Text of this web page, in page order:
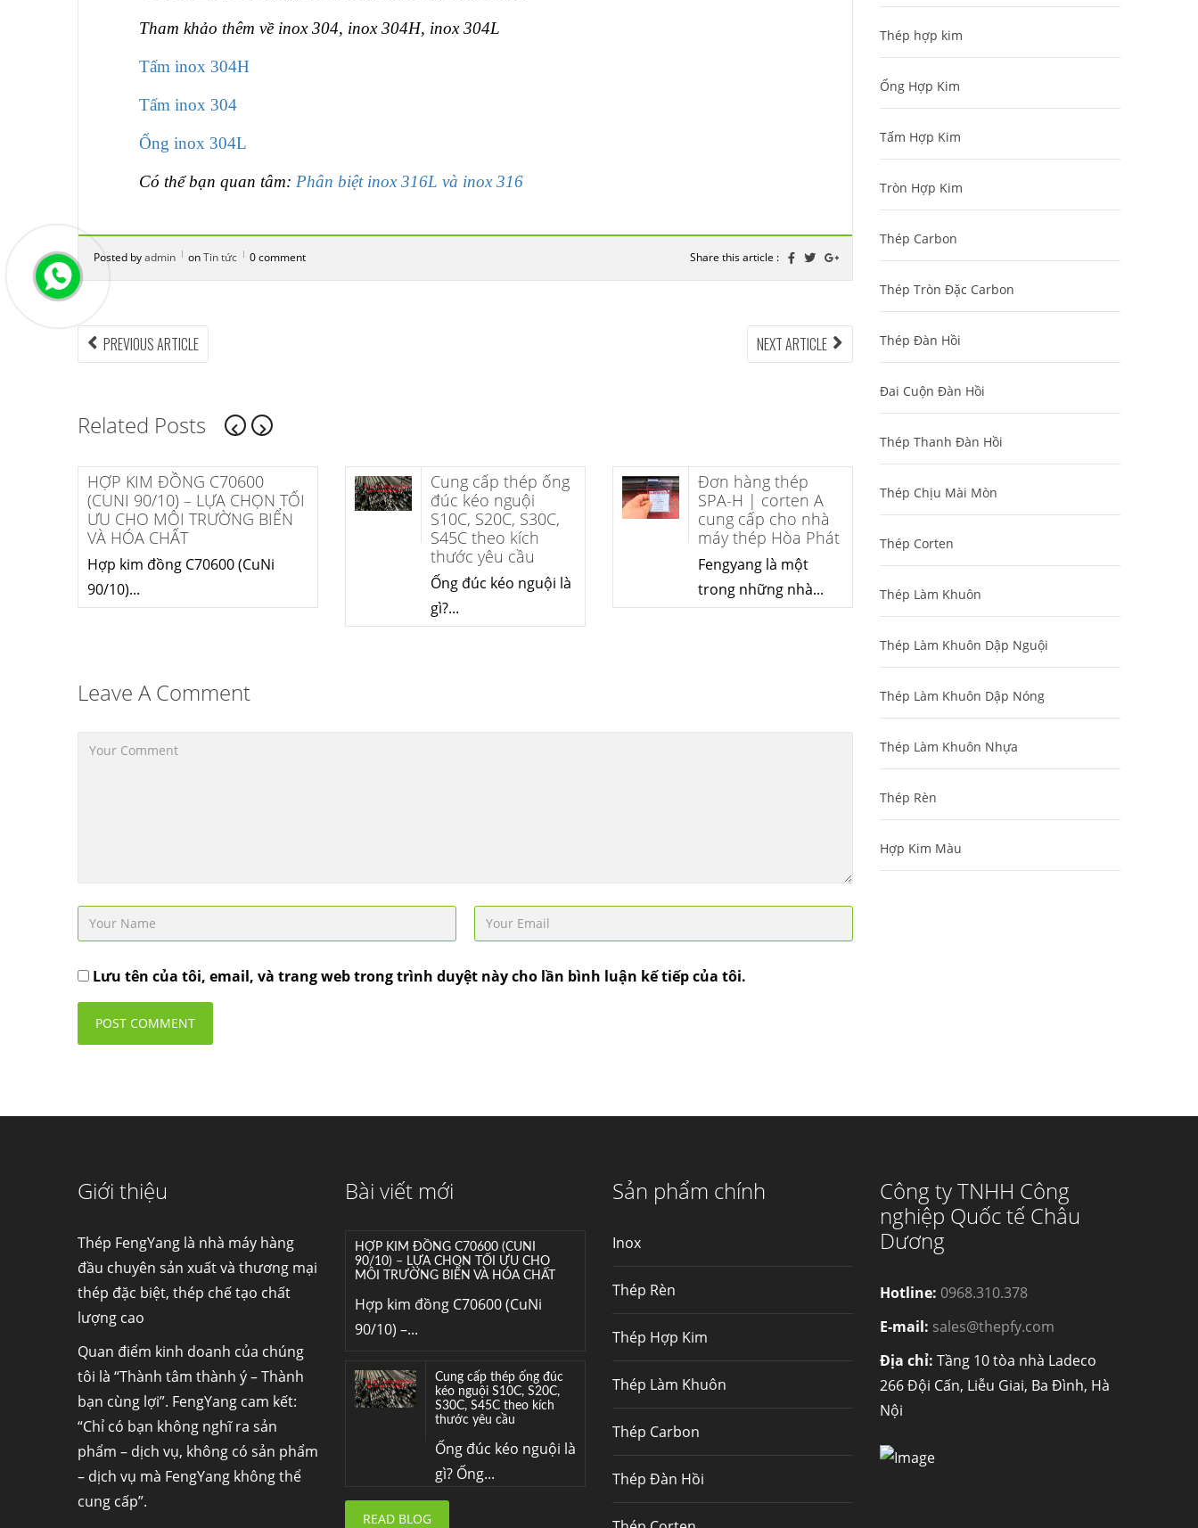
Tham khảo thêm về inox 304, inox 304H, inox 304L
Tấm inox 304H
Tấm inox 304
Ống inox 304L
Có thể bạn quan tâm: Phân biệt inox 316L và inox 316
Posted byadmin onTin tức 0 comment Share this article :
Điều
bài
viết
PREVIOUS ARTICLEPREVIOUS
ARTICLE:
NEXT ARTICLE
ARTICLE:
Related Posts
HỢP KIM ĐỒNG C70600
(CUNI 90/10) – LỰA CHỌN TỐI
ƯU CHO MÔI TRƯỜNG BIỂN
VÀ HÓA CHẤT
Hợp kim đồng C70600 (CuNi
90/10)...
Cung cấp thép ống
đúc kéo nguội
S10C, S20C, S30C,
S45C theo kích
thước yêu cầu
Ống đúc kéo nguội là
gì?...
Đơn hàng thép
SPA-H | corten A
cung cấp cho nhà
máy thép Hòa Phát
Fengyang là một
trong những nhà...
Leave A Comment
Lưu tên của tôi, email, và trang web trong trình duyệt này cho lần bình luận kế tiếp của tôi.
Thép hợp kim
Ống Hợp Kim
Tấm Hợp Kim
Tròn Hợp Kim
Thép Carbon
Thép Tròn Đặc Carbon
Thép Đàn Hồi
Đai Cuộn Đàn Hồi
Thép Thanh Đàn Hồi
Thép Chịu Mài Mòn
Thép Corten
Thép Làm Khuôn
Thép Làm Khuôn Dập Nguội
Thép Làm Khuôn Dập Nóng
Thép Làm Khuôn Nhựa
Thép Rèn
Hợp Kim Màu
Giới thiệu
Thép FengYang là nhà máy hàng
đầu chuyên sản xuất và thương mại
thép đặc biệt, thép chế tạo chất
lượng cao
Quan điểm kinh doanh của chúng
tôi là “Thành tâm thành ý – Thành
bạn cùng lợi”. FengYang cam kết:
“Chỉ có bạn không nghĩ ra sản
phẩm – dịch vụ, không có sản phẩm
– dịch vụ mà FengYang không thể
cung cấp”.
Bài viết mới
Fengyang là một
trong những nhà
Inox (thép không gỉ)
HỢP KIM ĐỒNG C70600 (CUNI
90/10) – LỰA CHỌN TỐI ƯU CHO
MÔI TRƯỜNG BIỂN VÀ HÓA CHẤT
Hợp kim đồng C70600 (CuNi
90/10) –...
Cung cấp thép ống đúc
kéo nguội S10C, S20C,
S30C, S45C theo kích
thước yêu cầu
Ống đúc kéo nguội là
gì? Ống...
READ BLOG
Sản phẩm chính
Inox
Thép Rèn
Thép Hợp Kim
Thép Làm Khuôn
Thép Carbon
Thép Đàn Hồi
Công ty TNHH Công
nghiệp Quốc tế Châu
Dương
Hotline: 0968.310.378
E-mail: sales@thepfy.com
Địa chỉ: Tầng 10 tòa nhà Ladeco
266 Đội Cấn, Liễu Giai, Ba Đình, Hà
Nội